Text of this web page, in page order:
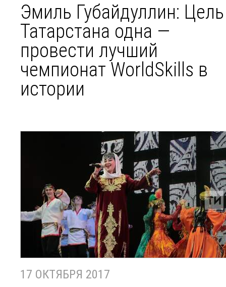
Эмиль Губайдуллин:
Татарстана одна —
провести лучший
чемпионат WorldSkills в
истории
17 ОКТЯБРЯ 2017